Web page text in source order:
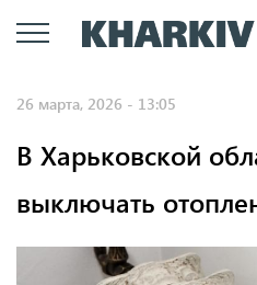
к
26 марта, 2026 - 13:05
В Харьковской
выключать